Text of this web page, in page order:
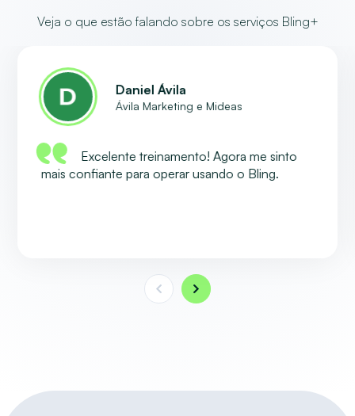
Veja o que estão falando sobre os serviços Bling+
Daniel Ávila
Ávila Marketing e Mideas
Excelente treinamento! Agora me sinto
mais confiante para operar usando o Bling.